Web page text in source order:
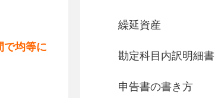
で均等に
繰延資産
勘定科目内訳明細書
申告書の書き方